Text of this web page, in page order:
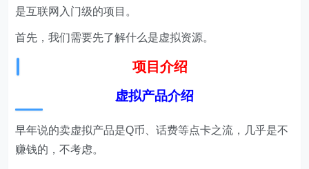
是互联网入门级的项目。
首先，我们需要先了解什么是虚拟资源。
项目介绍
虚拟产品介绍
早年说的卖虚拟产品是Q币、话费等点卡之流，几乎是不
赚钱的，不考虑。